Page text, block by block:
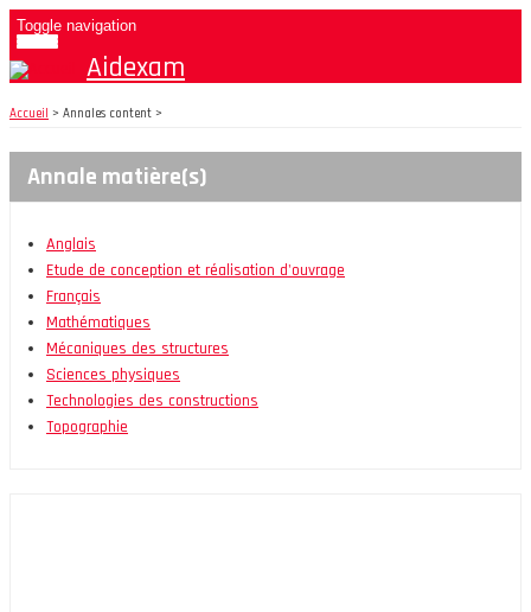
Aller
au
contenu
Toggle navigation
Aidexam
Accueil > Annales content >
Annale matière(s)
Anglais
Etude de conception et réalisation d'ouvrage
Français
Mathématiques
Mécaniques des structures
Sciences physiques
Technologies des constructions
Topographie